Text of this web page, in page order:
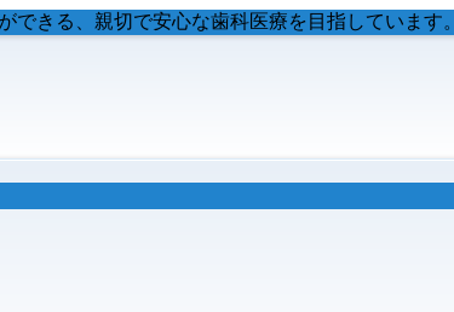
きる、親切で安心な歯科医療を目指しています。